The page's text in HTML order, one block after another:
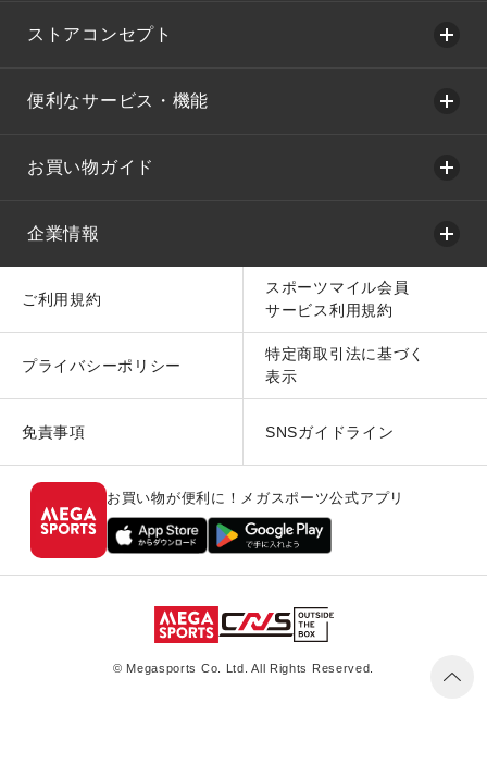
ストアコンセプト
便利なサービス・機能
お買い物ガイド
企業情報
ご利用規約
スポーツマイル会員
サービス利用規約
プライバシーポリシー
特定商取引法に基づく
表示
免責事項 SNSガイドライン
お買い物が便利に！メガスポーツ公式アプリ
© Megasports Co. Ltd. All Rights Reserved.